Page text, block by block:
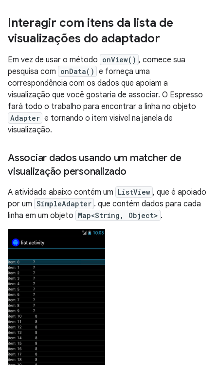
Interagir com itens da lista de
visualizações do adaptador
Em vez de usar o método onView() , comece sua
pesquisa com onData() e forneça uma
correspondência com os dados que apoiam a
visualização que você gostaria de associar. O Espresso
fará todo o trabalho para encontrar a linha no objeto
Adapter e tornando o item visível na janela de
visualização.
Associar dados usando um matcher de
visualização personalizado
A atividade abaixo contém um ListView , que é apoiado
por um SimpleAdapter . que contém dados para cada
linha em um objeto Map<String, Object> .